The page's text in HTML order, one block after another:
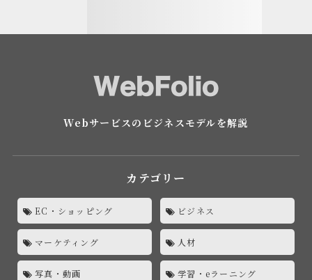
Webサービスのビジネスモデルを解説
カテゴリー
EC・ショッピング ビジネス
マーケティング 人材
写真・動画 学習・eラーニング